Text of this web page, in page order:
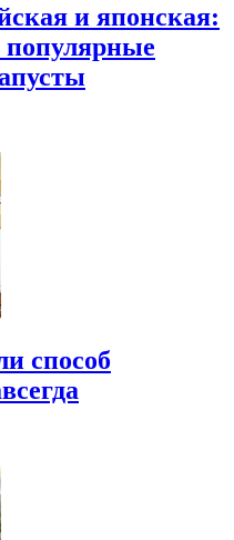
и японская:
популярные
способ